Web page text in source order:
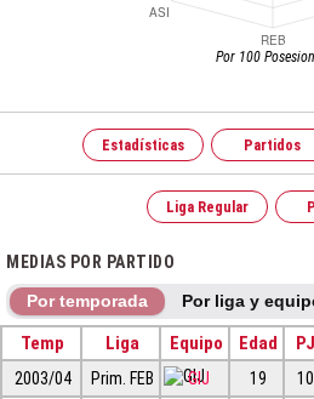
Por 100
Estadísticas Partidos
Liga Regular
MEDIAS POR PARTIDO
Por temporada Por liga y
Temp Liga Equipo Edad PJ
2003/04 Prim. FEB GIJ 19 10